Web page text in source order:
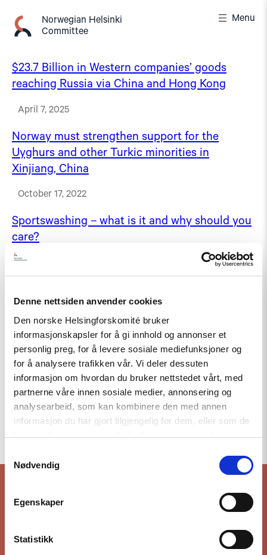
Denne nettsiden anvender cookies
Den norske Helsingforskomité bruker
informasjonskapsler for å gi innhold og annonser et
personlig preg, for å levere sosiale mediefunksjoner og
for å analysere trafikken vår. Vi deler dessuten
informasjon om hvordan du bruker nettstedet vårt, med
partnerne våre innen sosiale medier, annonsering og
analysearbeid, som kan kombinere den med annen
informasjon du har gjort tilgjengelig for dem, eller som de
har samlet inn gjennom din bruk av tjenestene deres.
Nødvendig
Egenskaper
Statistikk
content
Norwegian Helsinki
Committee
Menu
$23.7 Billion in Western companies’ goods
reaching Russia via China and Hong Kong
April 7, 2025
Norway must strengthen support for the
Uyghurs and other Turkic minorities in
Xinjiang, China
October 17, 2022
Sportswashing – what is it and why should you
care?
February 9, 2022
To the top